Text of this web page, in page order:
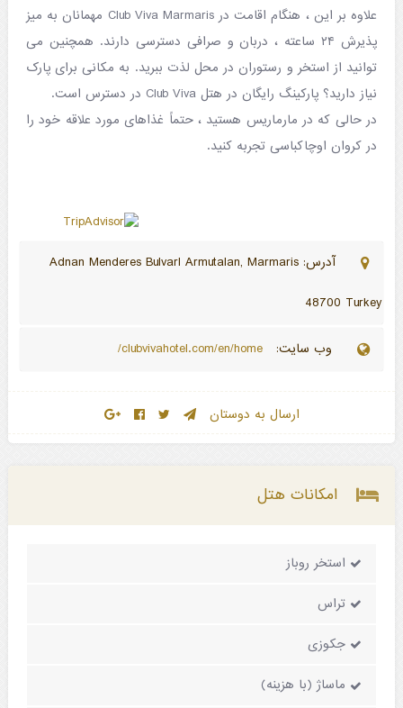
علاوه بر این ، هنگام اقامت در Club Viva Marmaris مهمانان به میز
پذیرش ۲۴ ساعته ، دربان و صرافی دسترسی دارند. همچنین می
توانید از استخر و رستوران در محل لذت ببرید. به مکانی برای پارک
نیاز دارید؟ پارکینگ رایگان در هتل Club Viva در دسترس است.
در حالی که در مارماریس هستید ، حتماً غذاهای مورد علاقه خود را
در کروان اوچاکباسی تجربه کنید.
آدرس: Adnan Menderes BulvarI Armutalan, Marmaris
48700 Turkey
وب سایت:
ارسال به دوستان
امکانات هتل
استخر روباز
تراس
جکوزی
ماساژ (با هزینه)